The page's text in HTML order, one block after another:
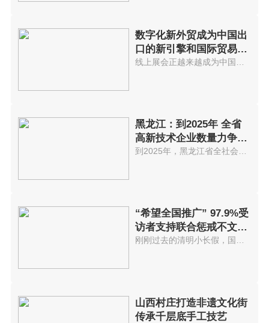
数字化新外贸成为中国出
口的新引擎和国际贸易发
展不可逆
黑龙江：到2025年 全省
高新技术企业数量力争突
破5000家
到2025年，黑龙江省全社会研发投...
“希望全国推广” 97.9%受
访者支持联合惩戒不文明
游客
刚刚过去的清明小长假，国内迎来...
山西村庄打造非遗文化街
传承千层底手工技艺